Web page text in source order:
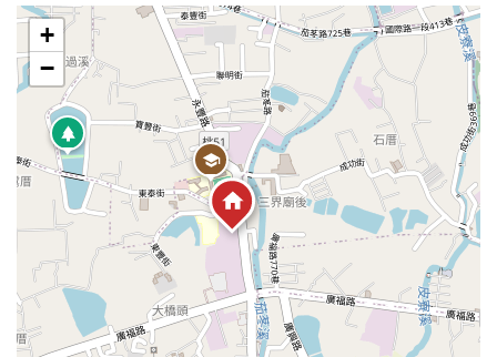
屋齡
不拘
5 年以下
5-10 年 10-20 年
20-30 年 30-40 年
40 年以上
+
−